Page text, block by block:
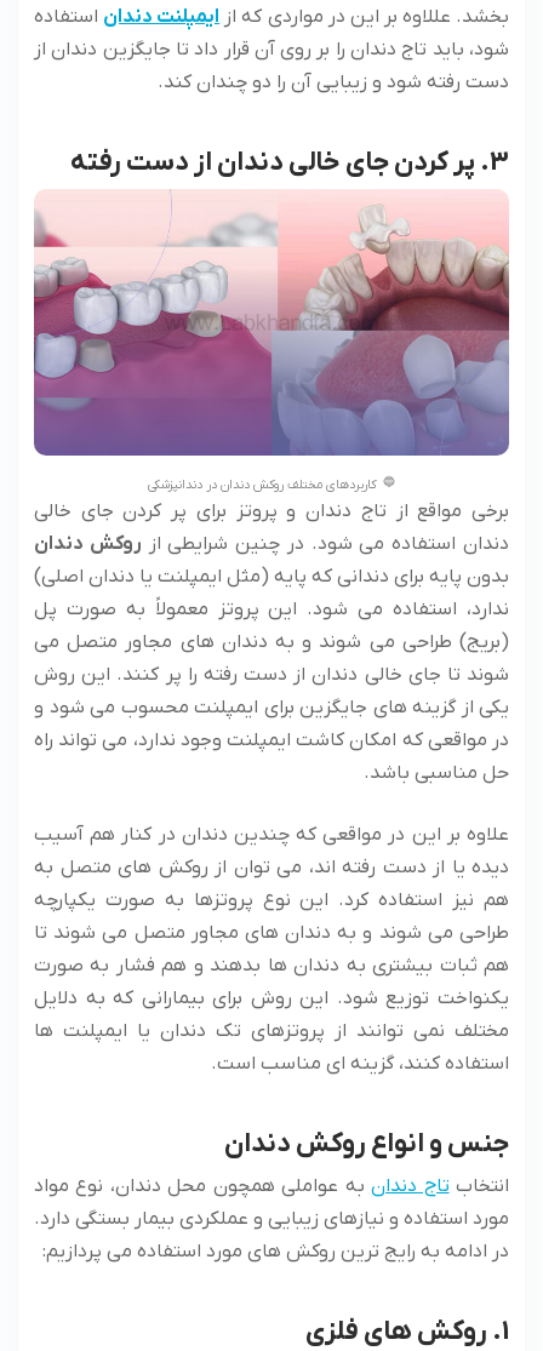
بخشد. عللاوه بر این در مواردی که از ایمپلنت دندان استفاده
شود، باید تاج دندان را بر روی آن قرار داد تا جایگزین دندان از
دست رفته شود و زیبایی آن را دو چندان کند.
3. پر کردن جای خالی دندان از دست رفته
کاربردهای مختلف روکش دندان در دندانپزشکی
برخی مواقع از تاج دندان و پروتز برای پر کردن جای خالی
دندان استفاده می شود. در چنین شرایطی از روکش دندان
بدون پایه برای دندانی که پایه (مثل ایمپلنت یا دندان اصلی)
ندارد، استفاده می شود. این پروتز معمولاً به صورت پل
(بریج) طراحی می شوند و به دندان های مجاور متصل می
شوند تا جای خالی دندان از دست رفته را پر کنند. این روش
یکی از گزینه های جایگزین برای ایمپلنت محسوب می شود و
در مواقعی که امکان کاشت ایمپلنت وجود ندارد، می تواند راه
حل مناسبی باشد.
علاوه بر این در مواقعی که چندین دندان در کنار هم آسیب
دیده یا از دست رفته اند، می توان از روکش های متصل به
هم نیز استفاده کرد. این نوع پروتزها به صورت یکپارچه
طراحی می شوند و به دندان های مجاور متصل می شوند تا
هم ثبات بیشتری به دندان ها بدهند و هم فشار به صورت
یکنواخت توزیع شود. این روش برای بیمارانی که به دلایل
مختلف نمی توانند از پروتزهای تک دندان یا ایمپلنت ها
استفاده کنند، گزینه ای مناسب است.
جنس و انواع روکش دندان
انتخاب تاج دندانبه عواملی همچون محل دندان، نوع مواد
مورد استفاده و نیازهای زیبایی و عملکردی بیمار بستگی دارد.
در ادامه به رایج ترین روکش های مورد استفاده می پردازیم:
1. روکش های فلزی